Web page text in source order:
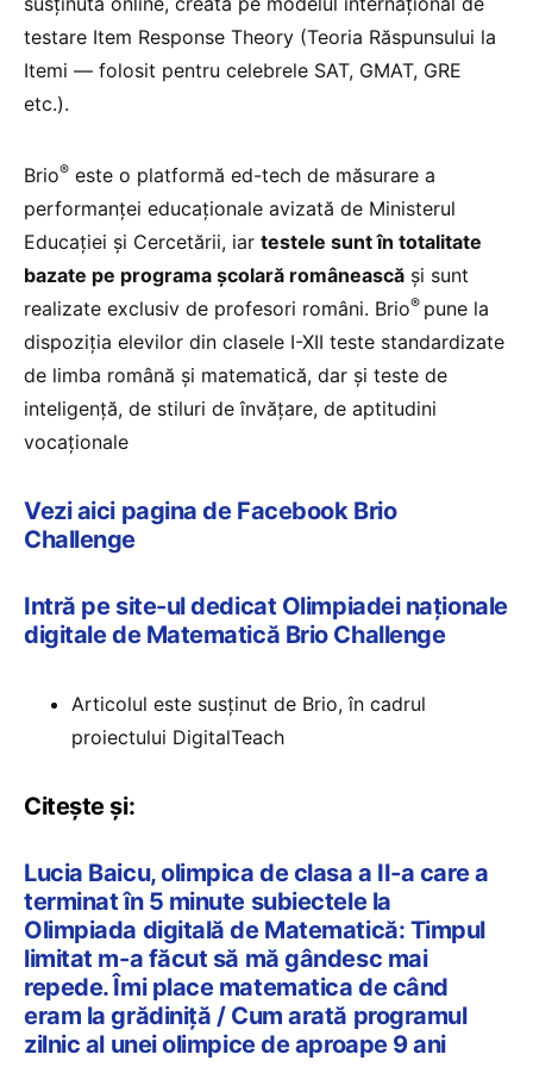
testare Item Response Theory (Teoria Răspunsului la
Itemi — folosit pentru celebrele SAT, GMAT, GRE
etc.).
Brio® este o platformă ed-tech de măsurare a
performanței educaționale avizată de Ministerul
Educației și Cercetării, iar testele sunt în totalitate
bazate pe programa școlară românească și sunt
realizate exclusiv de profesori români. Brio® pune la
dispoziția elevilor din clasele I-XII teste standardizate
de limba română și matematică, dar și teste de
inteligență, de stiluri de învățare, de aptitudini
vocaționale
Vezi aici pagina de Facebook Brio
Challenge
Intră pe site-ul dedicat Olimpiadei naționale
digitale de Matematică Brio Challenge
Articolul este susținut de Brio, în cadrul
proiectului DigitalTeach
Citește și:
Lucia Baicu, olimpica de clasa a II-a care a
terminat în 5 minute subiectele la
Olimpiada digitală de Matematică: Timpul
limitat m-a făcut să mă gândesc mai
repede. Îmi place matematica de când
eram la grădiniță / Cum arată programul
zilnic al unei olimpice de aproape 9 ani